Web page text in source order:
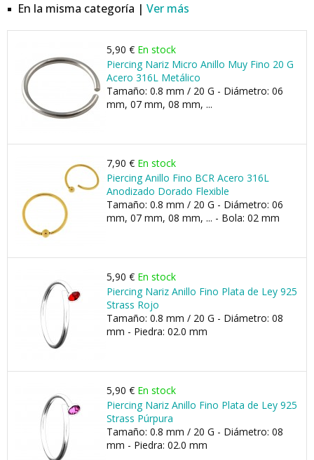
En la misma categoría | Ver más
5,90 € En stock
Piercing Nariz Micro Anillo Muy Fino 20 G
Acero 316L Metálico
Tamaño: 0.8 mm / 20 G - Diámetro: 06
mm, 07 mm, 08 mm, ...
7,90 € En stock
Piercing Anillo Fino BCR Acero 316L
Anodizado Dorado Flexible
Tamaño: 0.8 mm / 20 G - Diámetro: 06
mm, 07 mm, 08 mm, ... - Bola: 02 mm
5,90 € En stock
Piercing Nariz Anillo Fino Plata de Ley 925
Strass Rojo
Tamaño: 0.8 mm / 20 G - Diámetro: 08
mm - Piedra: 02.0 mm
5,90 € En stock
Piercing Nariz Anillo Fino Plata de Ley 925
Strass Púrpura
Tamaño: 0.8 mm / 20 G - Diámetro: 08
mm - Piedra: 02.0 mm